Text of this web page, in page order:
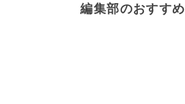
編集部のおすすめ